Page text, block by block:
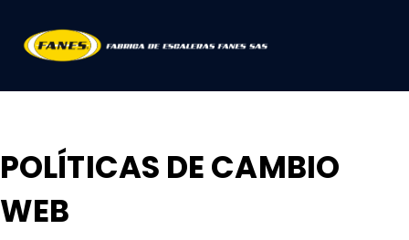
POLÍTICAS DE CAMBIO
WEB